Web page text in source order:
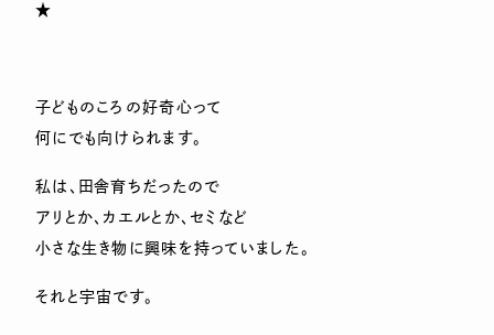
★
子どものころの好奇心って
何にでも向けられます。
私は、田舎育ちだったので
アリとか、カエルとか、セミなど
小さな生き物に興味を持っていました。
それと宇宙です。